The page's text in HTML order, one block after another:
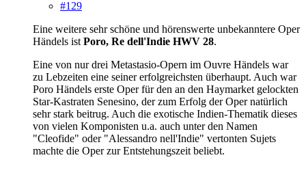
#129
Eine weitere sehr schöne und hörenswerte unbekanntere Oper
Händels ist Poro, Re dell'Indie HWV 28.
Eine von nur drei Metastasio-Opern im Ouvre Händels war
zu Lebzeiten eine seiner erfolgreichsten überhaupt. Auch war
Poro Händels erste Oper für den an den Haymarket gelockten
Star-Kastraten Senesino, der zum Erfolg der Oper natürlich
sehr stark beitrug. Auch die exotische Indien-Thematik dieses
von vielen Komponisten u.a. auch unter den Namen
"Cleofide" oder "Alessandro nell'Indie" vertonten Sujets
machte die Oper zur Entstehungszeit beliebt.